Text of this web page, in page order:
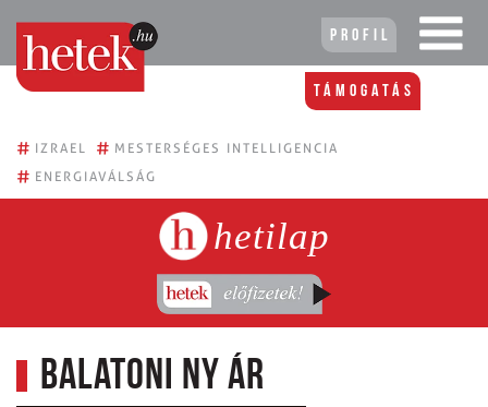
Profil
Támogatás
# IZRAEL # MESTERSÉGES INTELLIGENCIA
# ENERGIAVÁLSÁG
hetilap
Balatoni ny ár